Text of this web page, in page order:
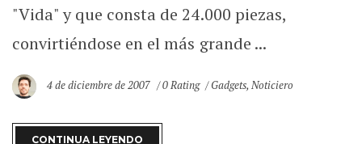
"Vida" y que consta de 24.000 piezas,
convirtiéndose en el más grande ...
4 de diciembre de 2007 0 Rating Gadgets,Noticiero
CONTINUA LEYENDO